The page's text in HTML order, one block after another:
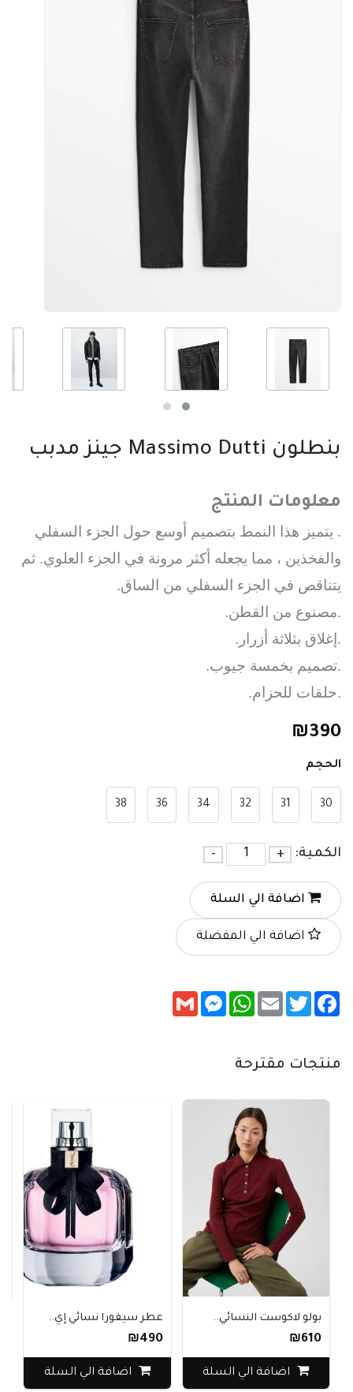
بنطلون Massimo Dutti جينز مدبب
معلومات المنتج
. يتميز هذا النمط بتصميم أوسع حول الجزء السفلي
والفخذين ، مما يجعله أكثر مرونة في الجزء العلوي. ثم
يتناقص في الجزء السفلي من الساق.
.مصنوع من القطن.
.إغلاق بثلاثة أزرار.
.تصميم بخمسة جيوب.
.حلقات للحزام.
₪390
الحجم
30
31
32
34
36
38
الكمية: +
-
اضافة الي السلة
اضافة الي المفضلة
Facebook
Twitter
Email
WhatsApp
Messenger
Gmail
منتجات مقترحة
بولو لاكوست النسائي..
₪610
اضافة الي السلة
عطر سيفورا نسائي إي..
₪490
اضافة الي السلة